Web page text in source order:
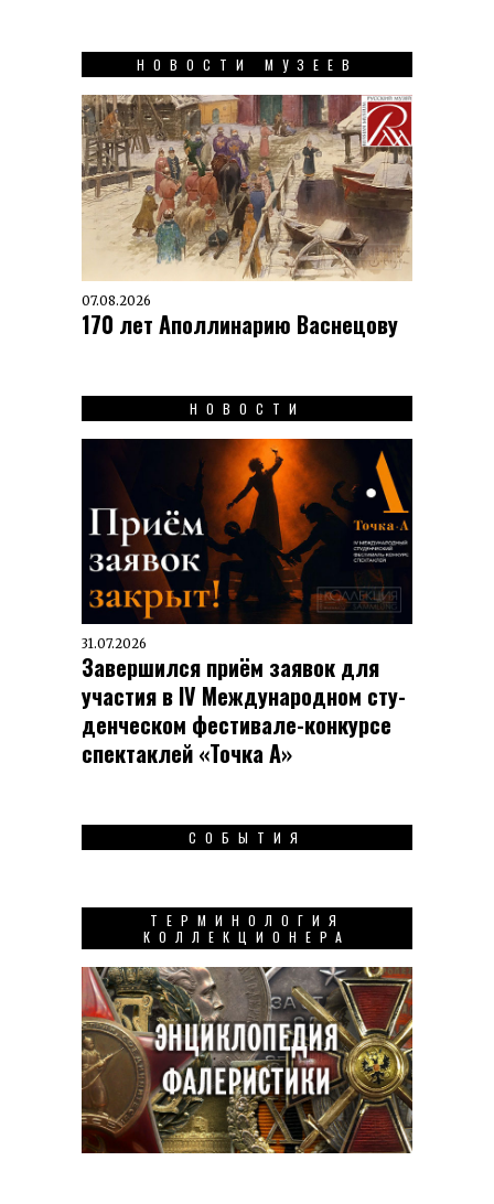
НОВОСТИ МУЗЕЕВ
07.08.2026
170 лет Аполлинарию Васнецову
НОВОСТИ
31.07.2026
Завершился приём заявок для
участия в IV Меж­ду­на­род­ном сту­
ден­чес­ком фес­ти­вале-кон­кур­се
спек­таклей «Точка А»
СОБЫТИЯ
ТЕРМИНОЛОГИЯ
КОЛЛЕКЦИОНЕРА